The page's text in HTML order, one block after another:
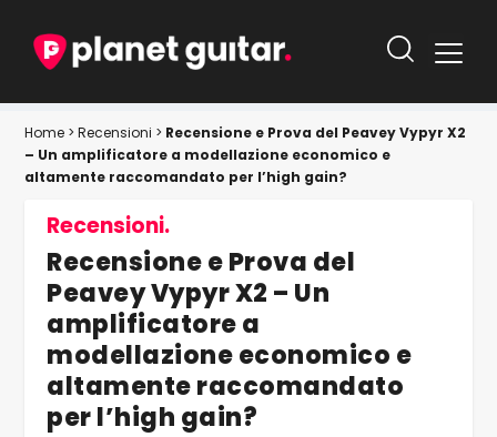
Home >Recensioni > Recensione e Prova del Peavey Vypyr X2
– Un amplificatore a modellazione economico e
altamente raccomandato per l’high gain?
Recensioni.
Recensione e Prova del
Peavey Vypyr X2 – Un
amplificatore a
modellazione economico e
altamente raccomandato
per l’high gain?